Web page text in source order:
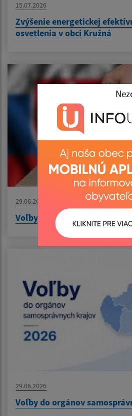
15.07.2026
Zvýšenie energetickej
osvetlenia v obci Kružná
29.06.2026
Voľby do orgánov samosprávy
29.06.2026
Voľby do orgánov